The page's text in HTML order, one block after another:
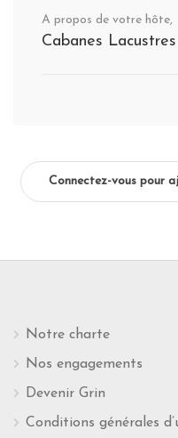
A propos de votre hôte,
Cabanes Lacustres
Connectez-vous pour
Notre charte
Nos engagements
Devenir Grin
Conditions générales